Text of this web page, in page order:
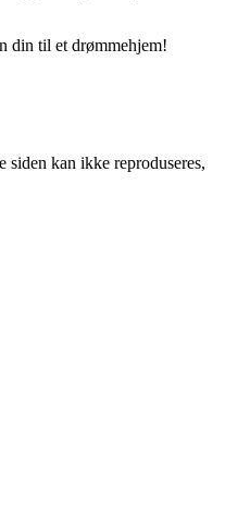
din til et drømmehjem!
kan ikke reproduseres,